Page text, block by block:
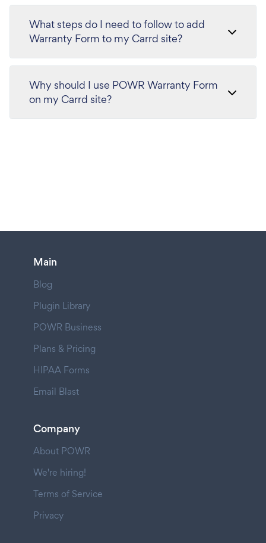
What steps do I need to follow to add
Warranty Form to my Carrd site?
Why should I use POWR Warranty Form
on my Carrd site?
Main
Blog
Plugin Library
POWR Business
Plans & Pricing
HIPAA Forms
Email Blast
Company
About POWR
We're hiring!
Terms of Service
Privacy